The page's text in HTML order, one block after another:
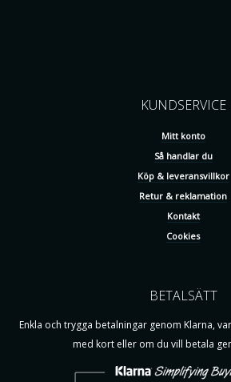
KUNDSERVICE
Mitt konto
Så handlar du
Köp & leveransvillkor
Retur & reklamation
Kontakt
Cookies
BETALSÄTT
Enkla och trygga betalningar genom Klarna,
med kort eller om du vill betala